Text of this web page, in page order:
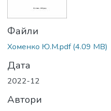
Файли
Хоменко Ю.М.pdf(4.09 MB)
Дата
2022-12
Автори